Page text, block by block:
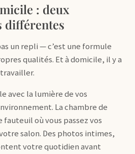
: deux
différentes
un repli — c’est une formule
qualités. Et à domicile, il y a
avec la lumière de vos
La chambre de
où vous passez vos
salon. Des photos intimes,
votre quotidien avant